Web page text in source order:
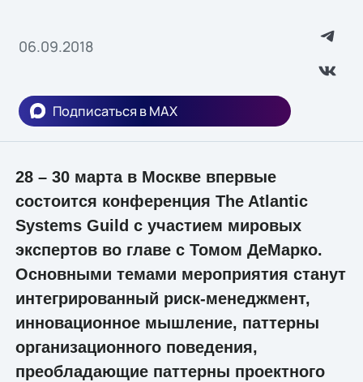
06.09.2018
Подписаться в MAX
28 – 30 марта в Москве впервые
состоится конференция The Atlantic
Systems Guild с участием мировых
экспертов во главе с Томом ДеМарко.
Основными темами мероприятия станут
интегрированный риск-менеджмент,
инновационное мышление, паттерны
организационного поведения,
преобладающие паттерны проектного